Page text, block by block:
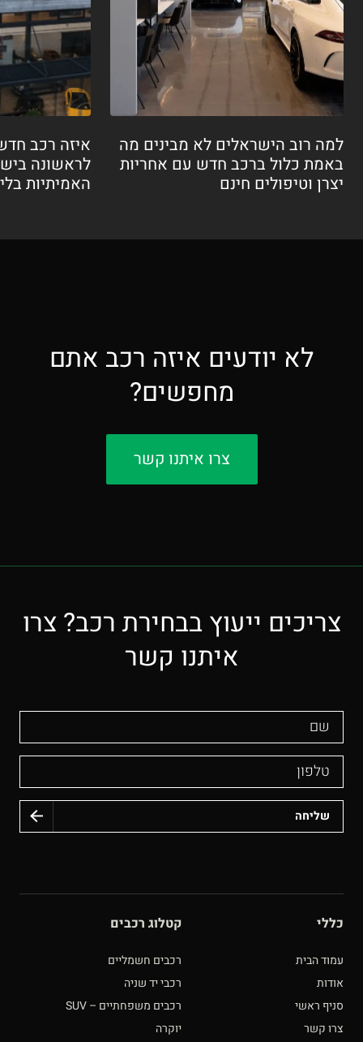
למה רוב הישראלים לא מבינים מה
באמת כלול ברכב חדש עם אחריות
יצרן וטיפולים חינם
איזה רכב
לראשונה
האמיתיות בלי
לא יודעים איזה רכב אתם
מחפשים?
צרו איתנו קשר
צריכים ייעוץ בבחירת רכב? צרו
איתנו קשר
כללי
עמוד הבית
אודות
סניף ראשי
צרו קשר
קטלוג רכבים
רכבים חשמליים
רכבי יד שניה
רכבים משפחתיים – SUV
יוקרה